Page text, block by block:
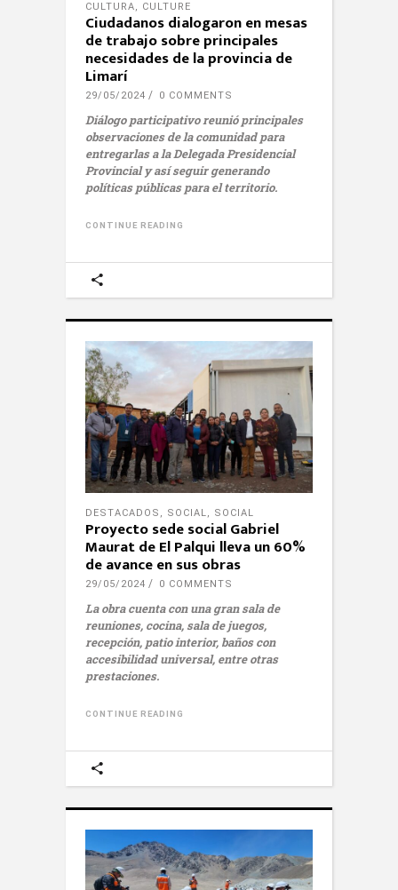
CULTURA, CULTURE
Ciudadanos dialogaron en mesas
de trabajo sobre principales
necesidades de la provincia de
Limarí
29/05/2024 0 COMMENTS
Diálogo participativo reunió principales
observaciones de la comunidad para
entregarlas a la Delegada Presidencial
Provincial y así seguir generando
políticas públicas para el territorio.
CONTINUE READING
DESTACADOS , SOCIAL, SOCIAL
Proyecto sede social Gabriel
Maurat de El Palqui lleva un 60%
de avance en sus obras
29/05/2024 0 COMMENTS
La obra cuenta con una gran sala de
reuniones, cocina, sala de juegos,
recepción, patio interior, baños con
accesibilidad universal, entre otras
prestaciones.
CONTINUE READING